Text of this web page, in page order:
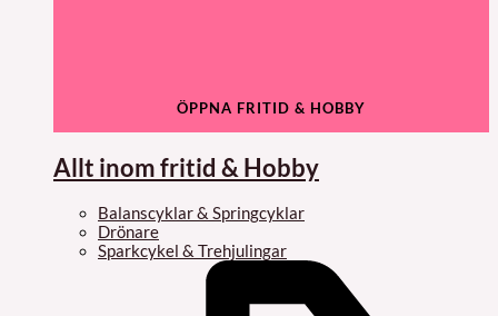
ÖPPNA FRITID & HOBBY
Allt inom fritid & Hobby
Balanscyklar & Springcyklar
Drönare
Sparkcykel & Trehjulingar